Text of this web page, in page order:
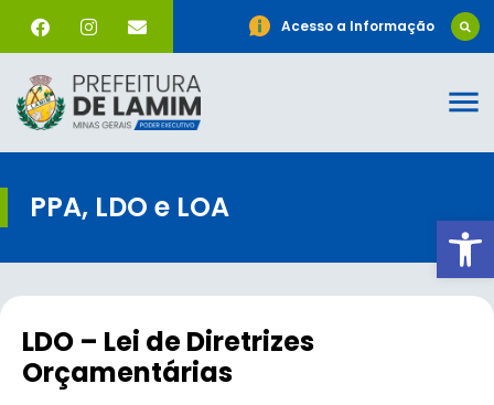
Acesso a Informação
PPA, LDO e LOA
LDO – Lei de Diretrizes
Orçamentárias